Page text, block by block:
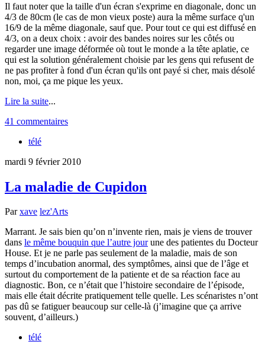
Il faut noter que la taille d'un écran s'exprime en diagonale, donc un
4/3 de 80cm (le cas de mon vieux poste) aura la même surface q'un
16/9 de la même diagonale, sauf que. Pour tout ce qui est diffusé en
4/3, on a deux choix : avoir des bandes noires sur les côtés ou
regarder une image déformée où tout le monde a la tête aplatie, ce
qui est la solution généralement choisie par les gens qui refusent de
ne pas profiter à fond d'un écran qu'ils ont payé si cher, mais désolé
non, moi, ça me pique les yeux.
Lire la suite...
41 commentaires
télé
mardi 9 février 2010
La maladie de Cupidon
Parxave lez'Arts
Marrant. Je sais bien qu’on n’invente rien, mais je viens de trouver
dans le même bouquin que l’autre jourune des patientes du Docteur
House. Et je ne parle pas seulement de la maladie, mais de son
temps d’incubation anormal, des symptômes, ainsi que de l’âge et
surtout du comportement de la patiente et de sa réaction face au
diagnostic. Bon, ce n’était que l’histoire secondaire de l’épisode,
mais elle était décrite pratiquement telle quelle. Les scénaristes n’ont
pas dû se fatiguer beaucoup sur celle-là (j’imagine que ça arrive
souvent, d’ailleurs.)
télé